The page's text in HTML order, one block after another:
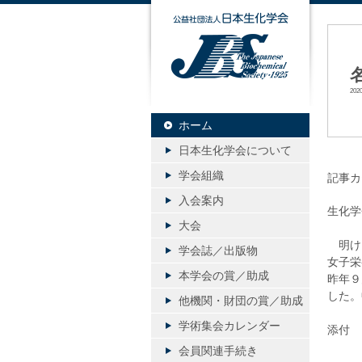
記事
生化
明け
女子
昨年
した。
添付
公益社
ホーム
日本生化学会について
学会組織
入会案内
大会
学会誌／出版物
本学会の賞／助成
他機関・財団の賞／助成
学術集会カレンダー
会員関連手続き